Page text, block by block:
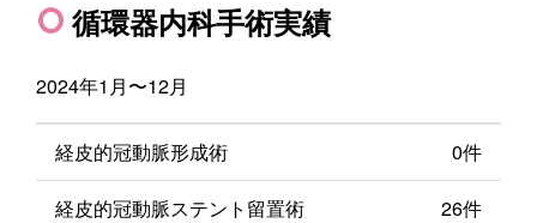
循環器内科手術実績
2024年1月〜12月
経皮的冠動脈形成術 0件
経皮的冠動脈ステント留置術 26件